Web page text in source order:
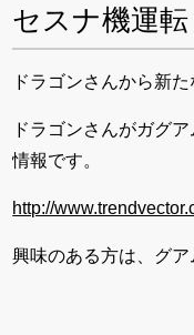
セスナ機運転
ドラゴンさんから新
ドラゴンさんがガグ
情報です。
http://
興味のある方は、グア